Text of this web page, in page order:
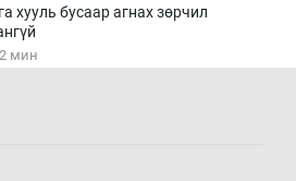
хууль бусаар агнах зөрчил
мин
мин